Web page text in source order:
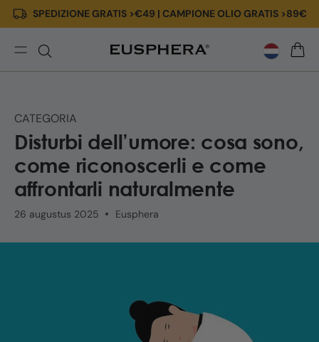
Meteen
naar de
content
SPEDIZIONE GRATIS >€49 | CAMPIONE OLIO GRATIS >89€
naturali
e
CBD
CATEGORIA
Disturbi dell’umore: cosa sono,
come riconoscerli e come
affrontarli naturalmente
26 augustus 2025 Eusphera